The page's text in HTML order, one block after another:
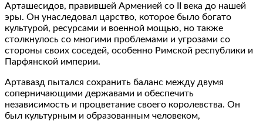
Арташесидов, правившей Арменией со II века до нашей
эры. Он унаследовал царство, которое было богато
культурой, ресурсами и военной мощью, но также
столкнулось со многими проблемами и угрозами со
стороны своих соседей, особенно Римской республики и
Парфянской империи.
Артавазд пытался сохранить баланс между двумя
соперничающими державами и обеспечить
независимость и процветание своего королевства. Он
был культурным и образованным человеком,